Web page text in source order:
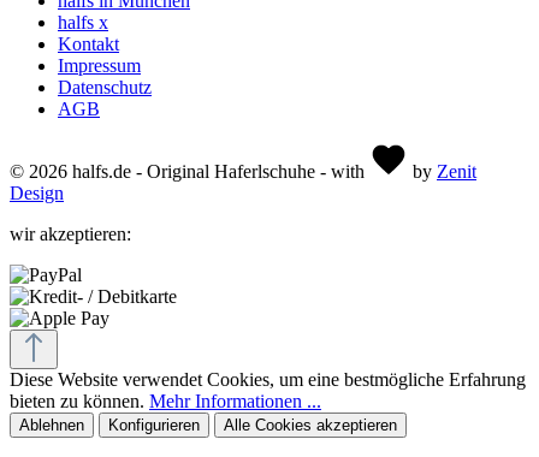
halfs x
Kontakt
Impressum
Datenschutz
AGB
© 2026 halfs.de - Original Haferlschuhe - with by Zenit
Design
wir akzeptieren:
Diese Website verwendet Cookies, um eine bestmögliche Erfahrung
bieten zu können. Mehr Informationen ...
Ablehnen Konfigurieren Alle Cookies akzeptieren